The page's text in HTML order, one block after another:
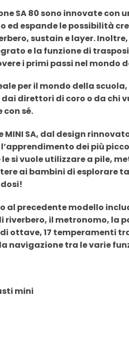
SA 80 sono innovate con
ed espande le possibilità
sustain e layer.
e la funzione di
i primi passi nel mondo
per il mondo della scuola
direttori di coro o da chi
sé.
MINI SA, dal design
dei più
si vuole utilizzare a pile,
ai bambini di esplorare
al precedente modello
riverbero, il metronomo,
ottave, 17 temperamenti
navigazione tra le varie
mini